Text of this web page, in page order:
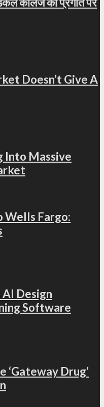
Doesn’t Give A
Into Massive
Wells Fargo:
Design
Software
‘Gateway Drug’